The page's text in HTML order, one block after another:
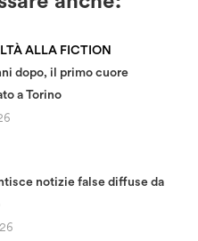
ALLA FICTION
dopo, il primo cuore
a Torino
notizie false diffuse da